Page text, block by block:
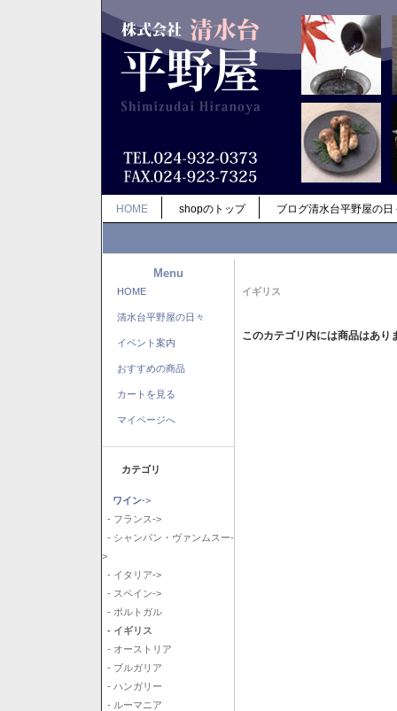
HOME shopのトップ ブログ清水台平野屋の日
Menu
HOME
清水台平野屋の日々
イベント案内
おすすめの商品
カートを見る
マイページへ
カテゴリ
ワイン->
- フランス->
- シャンパン・ヴァンムスー-
>
- イタリア->
- スペイン->
- ポルトガル
- イギリス
- オーストリア
- ブルガリア
- ハンガリー
- ルーマニア
イギリス
このカテゴリ内には商品はあり